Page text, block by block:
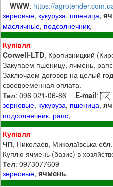
WWW: https://
зерновые, кукуруза, пшеница,
масличные, подсолнечник,
Купівля
Corwell-LTD, Кропивницкий
Закупаем пшеницу, ячмень,
Заключаем договор на целый
своевременная оплата.
Тел: 096 021-06-86 E-mail:
зерновые, кукуруза, пшеница,
подсолнечник, рапс,
Купівля
ЧП, Николаев, Миколаївська обл.
Куплю ячмень (базис) в
Тел: 0973077609
зерновые,ячмень,